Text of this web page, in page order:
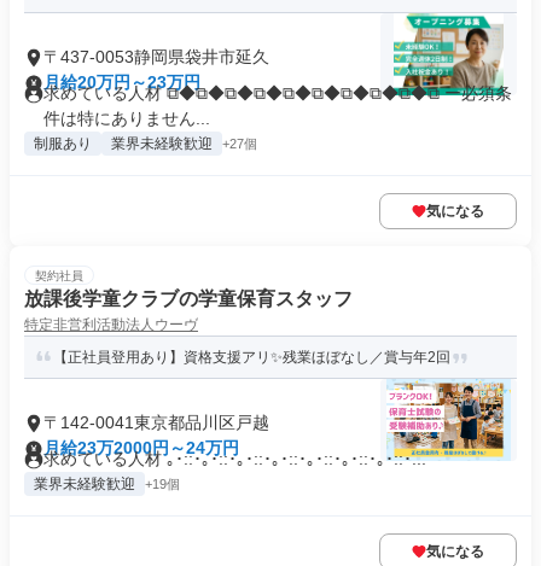
〒437-0053静岡県袋井市延久
月給20万円～23万円
求めている人材 ⧉◆⧉◆⧉◆⧉◆⧉◆⧉◆⧉◆⧉◆⧉◆⧉ ー必須条
件は特にありません...
制服あり 業界未経験歓迎 +27個
気になる
契約社員
放課後学童クラブの学童保育スタッフ
特定非営利活動法人ウーヴ
【正社員登用あり】資格支援アリ✨残業ほぼなし／賞与年2回
〒142-0041東京都品川区戸越
月給23万2000円～24万円
求めている人材 ｡･::･｡･::･｡･::･｡･::･｡･::･｡･::･｡･::･...
業界未経験歓迎 +19個
気になる